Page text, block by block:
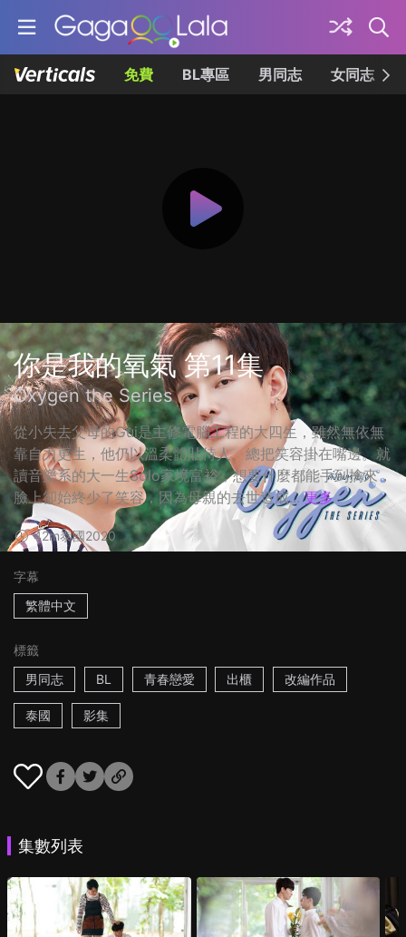
免費 BL專區 男同志 女同志
你是我的氧氣 第11集
Oxygen the Series
從小失去父母的Gui是主修電腦工程的大四生，雖然無依無
靠自力更生，他仍以溫柔體貼待人、總把笑容掛在嘴邊。就
讀音樂系的大一生Solo家境富裕，想要什麼都能手到擒來，
臉上卻始終少了笑容，因為母親的去世造成... 更多
42m泰國2020
字幕
繁體中文
標籤
男同志
BL 青春戀愛 出櫃 改編作品
泰國 影集
集數列表